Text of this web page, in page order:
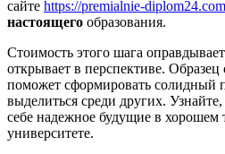
сайте https://premialnie-
настоящего образования.
Стоимость этого шага
открывает в перспективе.
поможет сформировать солидный
выделиться среди других. Узнайте,
себе надежное будущие в хорошем
университете.